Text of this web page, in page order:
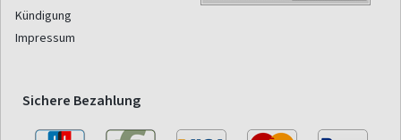
Kündigung
Impressum
Sichere Bezahlung